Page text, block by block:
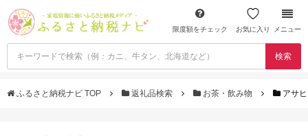
限度額をチェック お気に入り メニュー
検索
ふるさと納税ナビ TOP 返礼品検索 お茶・飲み物 アサ